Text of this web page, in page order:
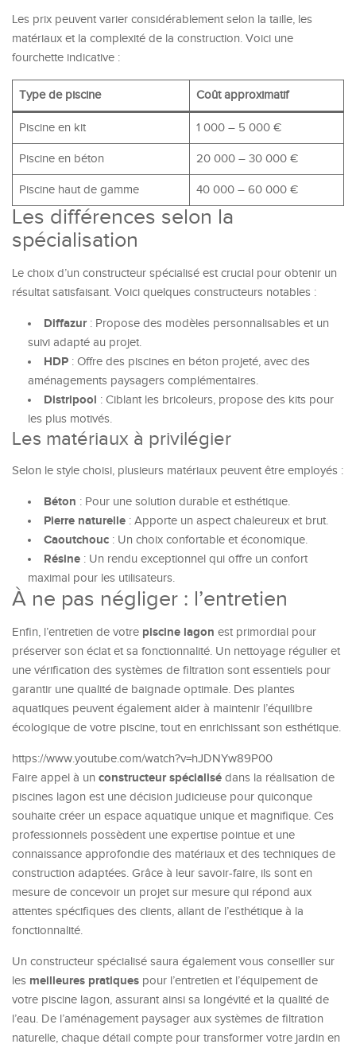
Les prix peuvent varier considérablement selon la taille, les
matériaux et la complexité de la construction. Voici une
fourchette indicative :
Type de piscine Coût approximatif
Piscine en kit 1 000 – 5 000 €
Piscine en béton 20 000 – 30 000 €
Piscine haut de gamme 40 000 – 60 000 €
Les différences selon la
spécialisation
Le choix d’un constructeur spécialisé est crucial pour obtenir un
résultat satisfaisant. Voici quelques constructeurs notables :
Diffazur: Propose des modèles personnalisables et un
suivi adapté au projet.
HDP : Offre des piscines en béton projeté, avec des
aménagements paysagers complémentaires.
Distripool : Ciblant les bricoleurs, propose des kits pour
les plus motivés.
Les matériaux à privilégier
Selon le style choisi, plusieurs matériaux peuvent être employés :
Béton : Pour une solution durable et esthétique.
Pierre naturelle : Apporte un aspect chaleureux et brut.
Caoutchouc : Un choix confortable et économique.
Résine : Un rendu exceptionnel qui offre un confort
maximal pour les utilisateurs.
À ne pas négliger : l’entretien
Enfin, l’entretien de votre piscine lagon est primordial pour
préserver son éclat et sa fonctionnalité. Un nettoyage régulier et
une vérification des systèmes de filtration sont essentiels pour
garantir une qualité de baignade optimale. Des plantes
aquatiques peuvent également aider à maintenir l’équilibre
écologique de votre piscine, tout en enrichissant son esthétique.
https://www.youtube.com/watch?v=hJDNYw89P00
Faire appel à un constructeur spécialisé dans la réalisation de
piscines lagon est une décision judicieuse pour quiconque
souhaite créer un espace aquatique unique et magnifique. Ces
professionnels possèdent une expertise pointue et une
connaissance approfondie des matériaux et des techniques de
construction adaptées. Grâce à leur savoir-faire, ils sont en
mesure de concevoir un projet sur mesure qui répond aux
attentes spécifiques des clients, allant de l’esthétique à la
fonctionnalité.
Un constructeur spécialisé saura également vous conseiller sur
les meilleures pratiques pour l’entretien et l’équipement de
votre piscine lagon, assurant ainsi sa longévité et la qualité de
l’eau. De l’aménagement paysager aux systèmes de filtration
naturelle, chaque détail compte pour transformer votre jardin en